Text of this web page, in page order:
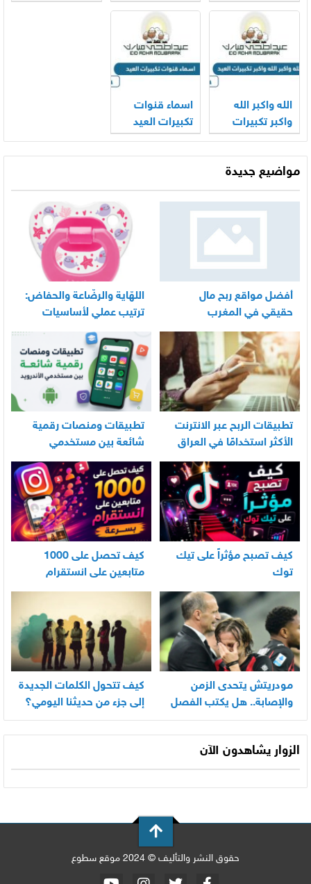
الحجة mp3
الحرم المكي
2026
الله واكبر الله
واكبر تكبيرات
العيد بالصوت
2026
اسماء قنوات
تكبيرات العيد
2026
مواضيع جديدة
أفضل مواقع ربح مال
حقيقي في المغرب
اللهّاية والرضّاعة والحفاض:
ترتيب عملي لأساسيات
العناية اليومية بالرضيع
تطبيقات الربح عبر الانترنت
الأكثر استخدامًا في العراق
تطبيقات ومنصات رقمية
شائعة بين مستخدمي
الأندرويد
كيف تصبح مؤثراً على تيك
توك
كيف تحصل على 1000
متابعين على انستقرام
بسرعة
مودريتش يتحدى الزمن
والإصابة.. هل يكتب الفصل
الأخير في أسطورته
المونديالية؟
كيف تتحول الكلمات الجديدة
إلى جزء من حديثنا اليومي؟
الزوار يشاهدون الآن
حقوق النشر والتأليف © 2024 موقع سطوع